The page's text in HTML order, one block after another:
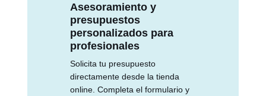
Asesoramiento y
presupuestos
personalizados para
profesionales
Solicita tu presupuesto
directamente desde la tienda
online. Completa el formulario y